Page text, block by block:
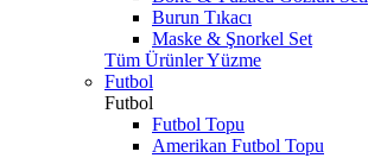
Burun Tıkacı
Maske & Şnorkel Set
Tüm Ürünler Yüzme
Futbol
Futbol
Futbol Topu
Amerikan Futbol Topu